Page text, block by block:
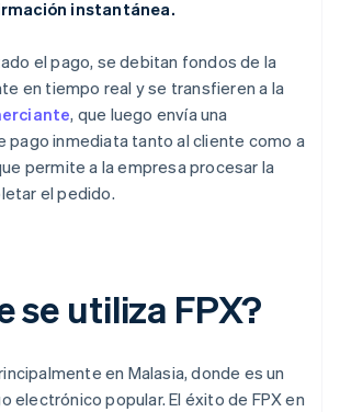
instantánea.
el pago, se debitan fondos de la
en tiempo real y se transfieren a la
, que luego envía una
pago inmediata tanto al cliente como a
permite a la empresa procesar la
el pedido.
se utiliza FPX?
en Malasia, donde es un
electrónico popular. El éxito de FPX en